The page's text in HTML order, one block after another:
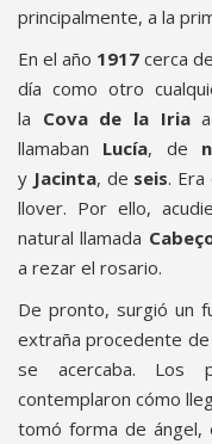
principalmente, a la
En el año 1917 cerca
día como otro
la Cova de la Iriaa
llamaban Lucía, de
y Jacinta, de seis. Era
llover. Por ello,
natural llamada
a rezar el rosario.
De pronto, surgió un
extraña procedente de
se acercaba. Los
contemplaron cómo
tomó forma de ángel,